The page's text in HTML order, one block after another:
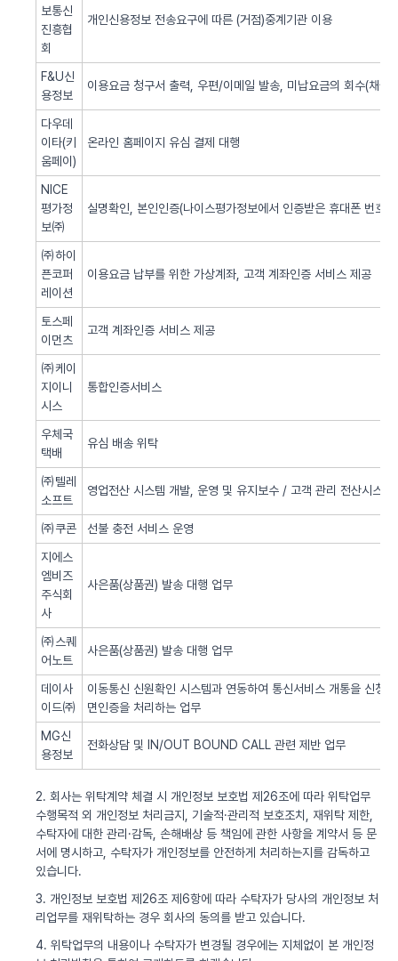
보통신
진흥협
회
개인신용정보 전송요구에 따른 (거점)중계기관 이용
F&U신
용정보
이용요금 청구서 출력, 우편/이메일 발송, 미납요금의 회수(채권
다우데
이타(키
움페이)
온라인 홈페이지 유심 결제 대행
NICE
평가정
보㈜
실명확인, 본인인증(나이스평가정보에서 인증받은 휴대폰 번호
㈜하이
픈코퍼
레이션
이용요금 납부를 위한 가상계좌, 고객 계좌인증 서비스 제공
토스페
이먼츠
고객 계좌인증 서비스 제공
㈜케이
지이니
시스
통합인증서비스
우체국
택배
유심 배송 위탁
㈜텔레
소프트
영업전산 시스템 개발, 운영 및 유지보수 / 고객 관리 전산시스
㈜쿠콘
선불 충전 서비스 운영
지에스
엠비즈
주식회
사
사은품(상품권) 발송 대행 업무
㈜스퀘
어노트
사은품(상품권) 발송 대행 업무
데이사
이드㈜
이동통신 신원확인 시스템과 연동하여 통신서비스 개통을 신청
면인증을 처리하는 업무
MG신
용정보
전화상담 및 IN/OUT BOUND CALL 관련 제반 업무
2. 회사는 위탁계약 체결 시 개인정보 보호법 제26조에 따라 위탁업무
수행목적 외 개인정보 처리금지, 기술적·관리적 보호조치, 재위탁 제한,
수탁자에 대한 관리·감독, 손해배상 등 책임에 관한 사항을 계약서 등 문
서에 명시하고, 수탁자가 개인정보를 안전하게 처리하는지를 감독하고
있습니다.
3. 개인정보 보호법 제26조 제6항에 따라 수탁자가 당사의 개인정보 처
리업무를 재위탁하는 경우 회사의 동의를 받고 있습니다.
4. 위탁업무의 내용이나 수탁자가 변경될 경우에는 지체없이 본 개인정